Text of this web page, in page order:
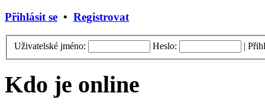
Přihlásit se • Registrovat
Uživatelské jméno: Heslo: |
Kdo je online